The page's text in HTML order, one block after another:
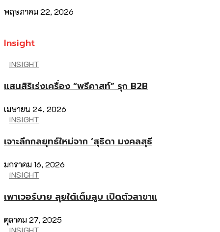
พฤษภาคม 22, 2026
Insight
INSIGHT
แสนสิริเร่งเครื่อง “พรีคาสท์” รุก B2B
เมษายน 24, 2026
INSIGHT
เจาะลึกกลยุทธ์ใหม่จาก ‘สุธิดา มงคลสุธี
มกราคม 16, 2026
INSIGHT
เพาเวอร์บาย ลุยใต้เต็มสูบ เปิดตัวสาขาแ
ตุลาคม 27, 2025
INSIGHT